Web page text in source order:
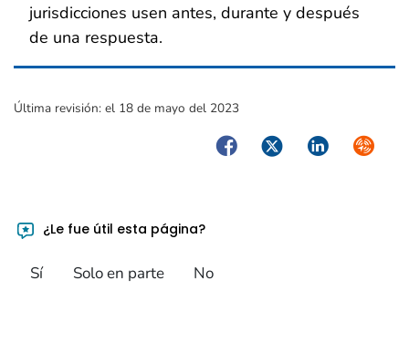
jurisdicciones usen antes, durante y después
de una respuesta.
Última revisión: el 18 de mayo del 2023
FacebookTwitterLinkedIn
¿Le fue útil esta página?
Sí Solo en parte No